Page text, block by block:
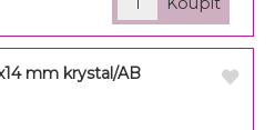
mm krystal/AB